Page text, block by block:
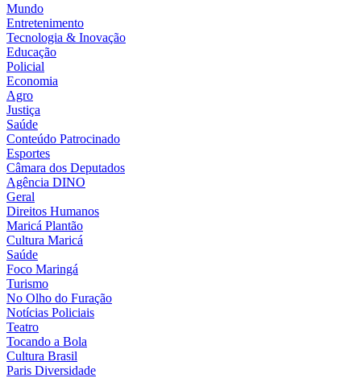
Mundo
Entretenimento
Tecnologia & Inovação
Educação
Policial
Economia
Agro
Justiça
Saúde
Conteúdo Patrocinado
Esportes
Câmara dos Deputados
Agência DINO
Geral
Direitos Humanos
Maricá Plantão
Cultura Maricá
Saúde
Foco Maringá
Turismo
No Olho do Furação
Notícias Policiais
Teatro
Tocando a Bola
Cultura Brasil
Paris Diversidade